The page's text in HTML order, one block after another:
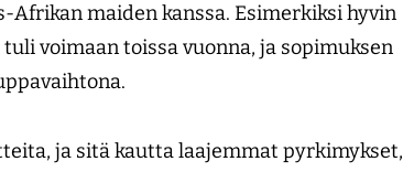
maiden kanssa. Esimerkiksi hyvin
voimaan toissa vuonna, ja sopimuksen
ja sitä kautta laajemmat pyrkimykset,